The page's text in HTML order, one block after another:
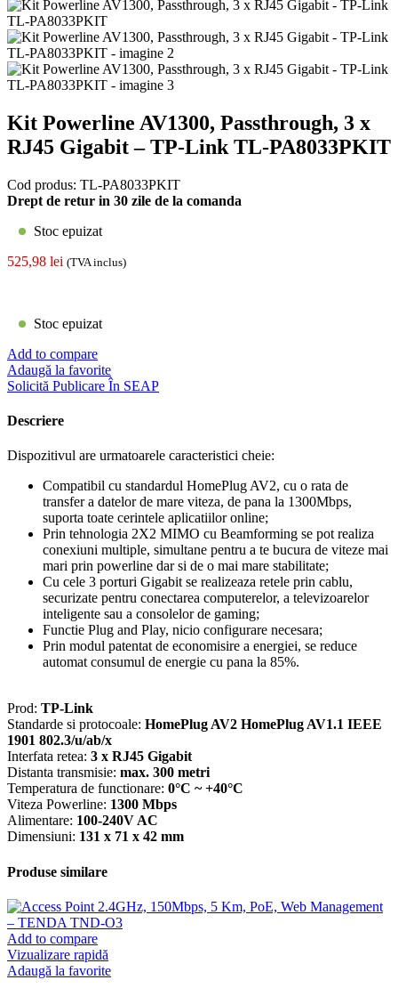
Kit Powerline AV1300, Passthrough, 3 x
RJ45 Gigabit – TP-Link TL-PA8033PKIT
Cod produs: TL-PA8033PKIT
Drept de retur in 30 zile de la comanda
Stoc epuizat
525,98 lei (TVA inclus)
Stoc epuizat
Add to compare
Adaugă la favorite
Solicită Publicare În SEAP
Descriere
Dispozitivul are urmatoarele caracteristici cheie:
Compatibil cu standardul HomePlug AV2, cu o rata de
transfer a datelor de mare viteza, de pana la 1300Mbps,
suporta toate cerintele aplicatiilor online;
Prin tehnologia 2X2 MIMO cu Beamforming se pot realiza
conexiuni multiple, simultane pentru a te bucura de viteze mai
mari prin powerline dar si de o mai mare stabilitate;
Cu cele 3 porturi Gigabit se realizeaza retele prin cablu,
securizate pentru conectarea computerelor, a televizoarelor
inteligente sau a consolelor de gaming;
Functie Plug and Play, nicio configurare necesara;
Prin modul patentat de economisire a energiei, se reduce
automat consumul de energie cu pana la 85%.
Prod: TP-Link
Standarde si protocoale: HomePlug AV2 HomePlug AV1.1 IEEE
1901 802.3/u/ab/x
Interfata retea: 3 x RJ45 Gigabit
Distanta transmisie: max. 300 metri
Temperatura de functionare: 0°C ~ +40°C
Viteza Powerline: 1300 Mbps
Alimentare: 100-240V AC
Dimensiuni: 131 x 71 x 42 mm
Produse similare
Add to compare
Vizualizare rapidă
Adaugă la favorite